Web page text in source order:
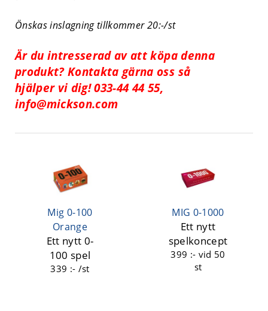
Önskas inslagning tillkommer 20:-/st
Är du intresserad av att köpa denna
produkt? Kontakta gärna oss så
hjälper vi dig! 033-44 44 55,
info@mickson.com
Mig 0-100
Orange
Ett nytt 0-
100 spel
339 :- /st
MIG 0-1000
Ett nytt
spelkoncept
399 :- vid 50
st